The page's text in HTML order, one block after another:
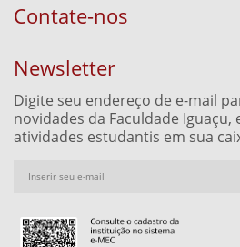
Contate-nos
Newsletter
Digite seu endereço de e-mail
novidades da Faculdade Iguaçu,
atividades estudantis em sua